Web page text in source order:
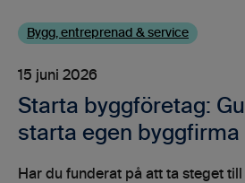
Bygg, entreprenad & service
15 juni 2026
Starta byggföretag:
starta egen byggfirma
Har du funderat på att ta steget